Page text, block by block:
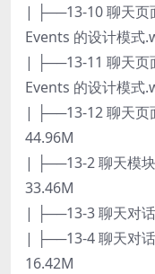
| ├──13-10 聊天页
Events 的设计模式
| ├──13-11 聊天页
Events 的设计模式
| ├──13-12 聊天页
44.96M
| ├──13-2 聊天模
33.46M
| ├──13-3 聊天对
| ├──13-4 聊天对
16.42M